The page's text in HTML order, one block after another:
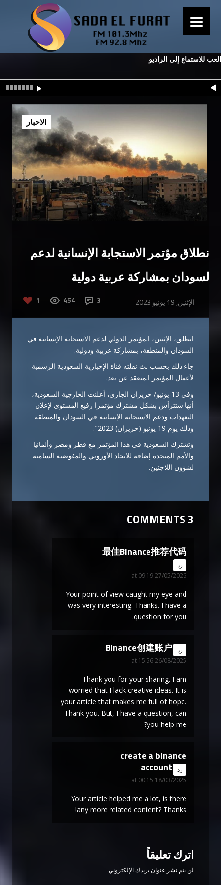
العب للاستماع إلى الراديو
انطلاق مؤتمر الاستجابة الإنسانية لدعم
السودان بمشاركة عربية دولية
1 454 3 الإثنين, 19 يونيو 2023
الاخبار
انطلق، الإثنين، المؤتمر الدولي لدعم الاستجابة الإنسانية في
السودان والمنطقة، بمشاركة عربية ودولية.
جاء ذلك بحسب بث نقلته قناة الإخبارية السعودية الرسمية
لأعمال المؤتمر المنعقد عن بعد.
وفي 13 يونيو/ حزيران الجاري، أعلنت الخارجية السعودية،
أنها ستترأس بشكل مشترك مؤتمرا رفيع المستوى لإعلان
التعهدات ودعم الاستجابة الإنسانية في السودان والمنطقة
وذلك يوم 19 يونيو (حزيران) 2023″.
وتشترك السعودية في هذا المؤتمر مع قطر ومصر وألمانيا
والأمم المتحدة إضافة للاتحاد الأوروبي والمفوضية السامية
لشؤون اللاجئين.
3 COMMENTS
最佳Binance推荐代码
says:
27/05/2026 at 09:19
رد
Your point of view caught my eye and
was very interesting. Thanks. I have a
question for you.
Binance创建账户
says:
26/08/2025 at 15:56
رد
Thank you for your sharing. I am
worried that I lack creative ideas. It is
your article that makes me full of hope.
Thank you. But, I have a question, can
you help me?
create a binance
account
says:
18/03/2025 at 00:15
رد
Your article helped me a lot, is there
any more related content? Thanks!
اترك تعليقاً
لن يتم نشر عنوان بريدك الإلكتروني.